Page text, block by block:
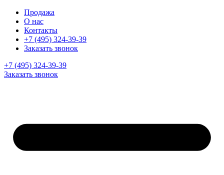
Продажа
О нас
Контакты
+7 (495) 324-39-39
Заказать звонок
+7 (495) 324-39-39
Заказать звонок